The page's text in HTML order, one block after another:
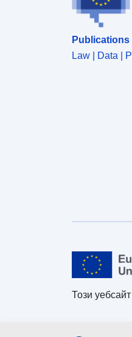
Law | Data |
Този